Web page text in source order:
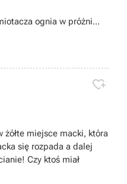
ognia w próżni...

żółte miejsce macki, która
się rozpada a dalej
Czy ktoś miał